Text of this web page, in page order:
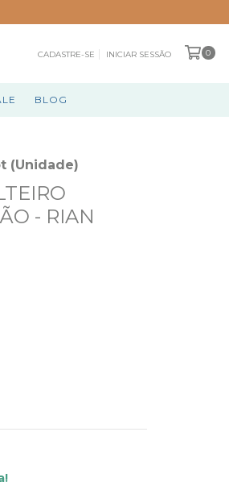
CADASTRE-SE INICIAR SESSÃO 0
BLOG
(Unidade)
- RIAN